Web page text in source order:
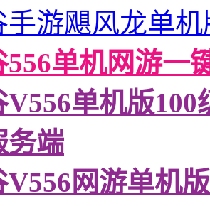
手游飓风龙单
556单机网游一
V556单机版
务端
V556网游单机